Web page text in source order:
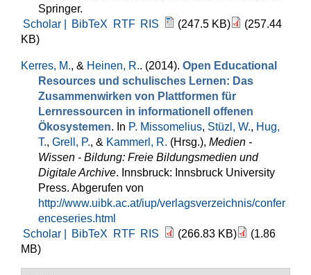
Springer.
Scholar |
BibTeX RTF RIS (247.5 KB)
(257.44
KB)
Kerres, M., & Heinen, R.. (2014). Open Educational
Resources und schulisches Lernen: Das
Zusammenwirken von Plattformen für
Lernressourcen in informationell offenen
Ökosystemen. In P. Missomelius, Stüzl, W., Hug,
T., Grell, P., & Kammerl, R. (Hrsg.), Medien -
Wissen - Bildung: Freie Bildungsmedien und
Digitale Archive. Innsbruck: Innsbruck University
Press. Abgerufen von
http://www.uibk.ac.at/iup/verlagsverzeichnis/confer
enceseries.html
Scholar |
BibTeX RTF RIS (266.83 KB)
(1.86
MB)